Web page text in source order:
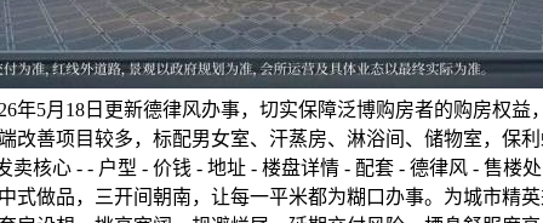
年5月18日更新德律风办事，切实保障泛博购房者的购房权益
改善项目较多，标配男女室、汗蒸房、淋浴间、储物室，保
卖核心 - - 户型 - 价钱 - 地址 - 楼盘详情 - 配套 - 德律风 - 售楼
式做品，三开间朝南，让每一平米都为糊口办事。为城市精